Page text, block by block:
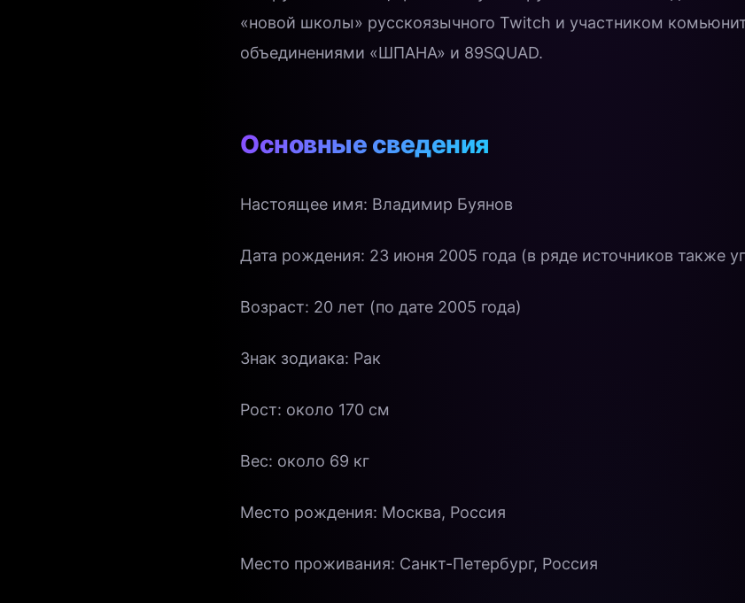
«новой школы» русскоязычного Twitch и участником
объединениями «ШПАНА» и 89SQUAD.
Основные сведения
Настоящее имя: Владимир Буянов
Дата рождения: 23 июня 2005 года (в ряде источников также
Возраст: 20 лет (по дате 2005 года)
Знак зодиака: Рак
Рост: около 170 см
Вес: около 69 кг
Место рождения: Москва, Россия
Место проживания: Санкт-Петербург, Россия